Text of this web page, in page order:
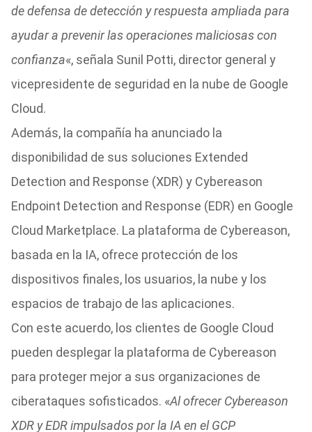
de defensa de detección y respuesta ampliada para
ayudar a prevenir las operaciones maliciosas con
confianza«, señala Sunil Potti, director general y
vicepresidente de seguridad en la nube de Google
Cloud.
Además, la compañía ha anunciado la
disponibilidad de sus soluciones Extended
Detection and Response (XDR) y Cybereason
Endpoint Detection and Response (EDR) en Google
Cloud Marketplace. La plataforma de Cybereason,
basada en la IA, ofrece protección de los
dispositivos finales, los usuarios, la nube y los
espacios de trabajo de las aplicaciones.
Con este acuerdo, los clientes de Google Cloud
pueden desplegar la plataforma de Cybereason
para proteger mejor a sus organizaciones de
ciberataques sofisticados. «Al ofrecer Cybereason
XDR y EDR impulsados por la IA en el GCP